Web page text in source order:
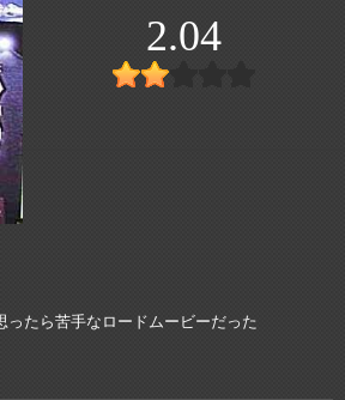
2.04
ったら苦手なロードムービーだった